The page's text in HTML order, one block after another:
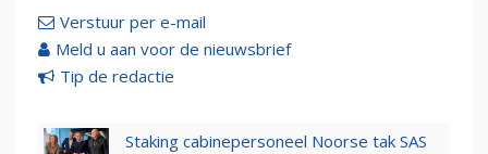
Verstuur per e-mail
Meld u aan voor de nieuwsbrief
Tip de redactie
Staking cabinepersoneel Noorse tak SAS